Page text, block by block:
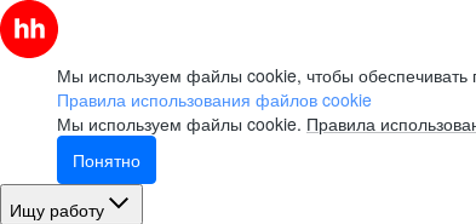
Мы используем файлы cookie, чтобы обеспечивать
Правила использования файлов cookie
Мы используем файлы cookie. Правила
Понятно
Ищу работу